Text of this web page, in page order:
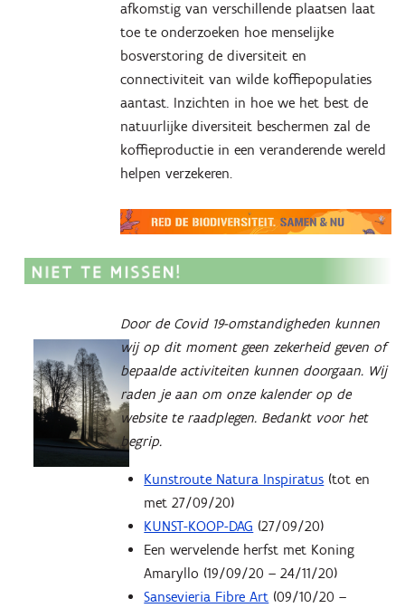
afkomstig van verschillende plaatsen laat
toe te onderzoeken hoe menselijke
bosverstoring de diversiteit en
connectiviteit van wilde koffiepopulaties
aantast. Inzichten in hoe we het best de
natuurlijke diversiteit beschermen zal de
koffieproductie in een veranderende wereld
helpen verzekeren.
Door de Covid 19-omstandigheden kunnen
wij op dit moment geen zekerheid geven of
bepaalde activiteiten kunnen doorgaan. Wij
raden je aan om onze kalender op de
website te raadplegen. Bedankt voor het
begrip.
Kunstroute Natura Inspiratus (tot en
met 27/09/20)
KUNST-KOOP-DAG (27/09/20)
Een wervelende herfst met Koning
Amaryllo (19/09/20 – 24/11/20)
Sansevieria Fibre Art (09/10/20 –